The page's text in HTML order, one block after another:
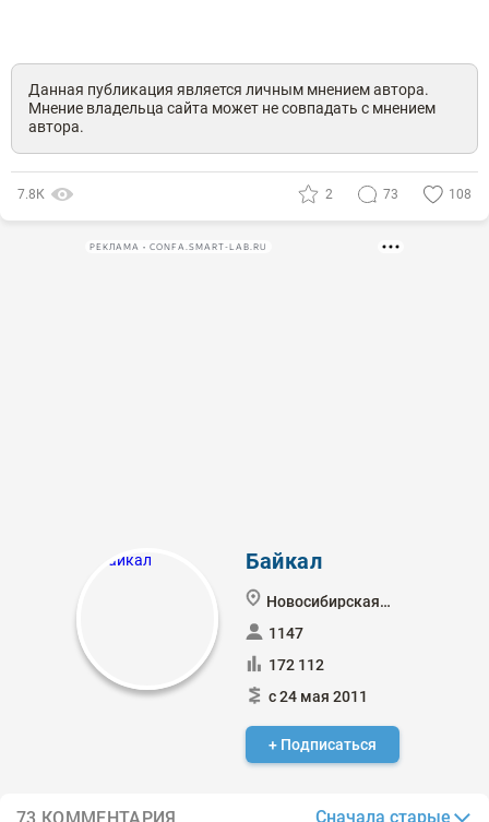
Данная публикация является личным мнением автора.
Мнение владельца сайта может не совпадать с мнением
автора.
7.8К 2 73 108
РЕКЛАМА • CONFA.SMART-LAB.RU
Байкал
Новосибирская обл.
1147
172 112
с 24 мая 2011
+ Подписаться
73 КОММЕНТАРИЯ Сначала старые